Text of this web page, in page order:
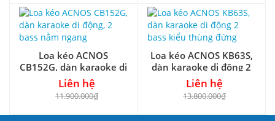
Loa kéo ACNOS
CB152G, dàn karaoke di
động, 2 bass nằm ngang
Liên hệ
11.900.000₫
Loa kéo ACNOS KB63S,
dàn karaoke di động 2
bass kiểu thùng đứng
Liên hệ
13.800.000₫